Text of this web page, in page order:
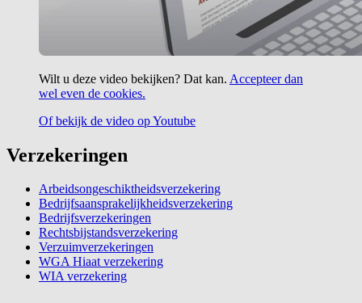
Wilt u deze video bekijken? Dat kan. Accepteer dan
wel even de cookies.
Of bekijk de video op Youtube
Verzekeringen
Arbeidsongeschiktheidsverzekering
Bedrijfsaansprakelijkheidsverzekering
Bedrijfsverzekeringen
Rechtsbijstandsverzekering
Verzuimverzekeringen
WGA Hiaat verzekering
WIA verzekering